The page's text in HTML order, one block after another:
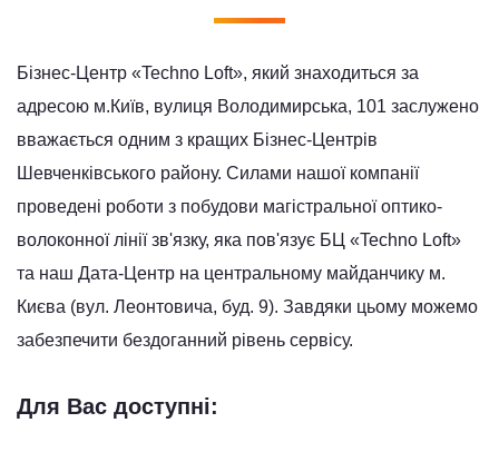
Бізнес-Центр «Techno Loft», який знаходиться за
адресою м.Київ, вулиця Володимирська, 101 заслужено
вважається одним з кращих Бізнес-Центрів
Шевченківського району. Силами нашої компанії
проведені роботи з побудови магістральної оптико-
волоконної лінії зв'язку, яка пов'язує БЦ «Techno Loft»
та наш Дата-Центр на центральному майданчику м.
Києва (вул. Леонтовича, буд. 9). Завдяки цьому можемо
забезпечити бездоганний рівень сервісу.
Для Вас доступні: